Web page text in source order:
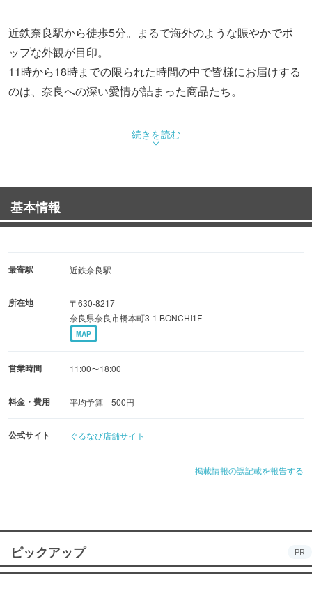
近鉄奈良駅から徒歩5分。まるで海外のような賑やかでポ
ップな外観が目印。
11時から18時までの限られた時間の中で皆様にお届けする
のは、奈良への深い愛情が詰まった商品たち。
奈良の「古都華」「大和抹茶」を贅沢に使ったラテや自家
用意しています。
シュークリームやしっとり上質なパウンドケーキ、カリも
腕利きの作り手が素材の良さを最大限に引き出していま
ご購入後は施設内の快適な共有スペースで、座ってゆっく
りお召し上がりいただけます。
疲れを癒やすリフレッシュに、特別な手土産選びに。
します。
続きを読む
基本情報
最寄駅 近鉄奈良駅
所在地
〒630-8217
奈良県奈良市橋本町3-1 BONCHI1F
MAP
営業時間 11:00〜18:00
料金・費用 平均予算 500円
公式サイト ぐるなび店舗サイト
掲載情報の誤記載を報告する
ピックアップ PR